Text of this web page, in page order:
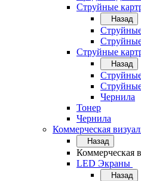
Струйные
Назад
Струйные
Назад
Чернила
Тонер
Чернила
Коммерческая
Назад
Коммерческая
LED Экраны
Назад